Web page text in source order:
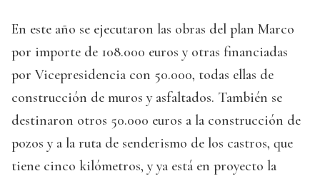
En este año se ejecutaron las obras del plan Marco
por importe de 108.000 euros y otras financiadas
por Vicepresidencia con 50.000, todas ellas de
construcción de muros y asfaltados. También se
destinaron otros 50.000 euros a la construcción de
pozos y a la ruta de senderismo de los castros, que
tiene cinco kilómetros, y ya está en proyecto la